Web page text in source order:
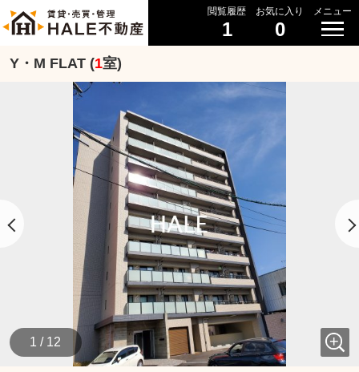
閲覧履歴
1
お気に入り
0
メニュー
Y・M FLAT (1室)
1 / 12